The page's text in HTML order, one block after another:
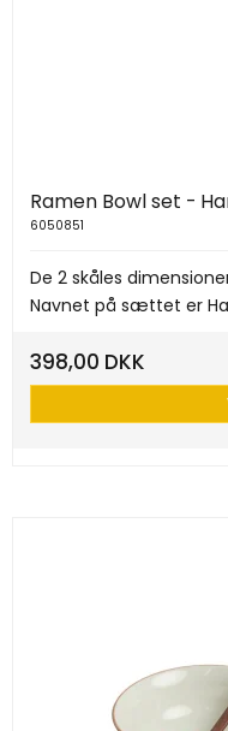
Ramen Bowl set -
6050851
De 2 skåles
Navnet på sættet er
398,00 DKK